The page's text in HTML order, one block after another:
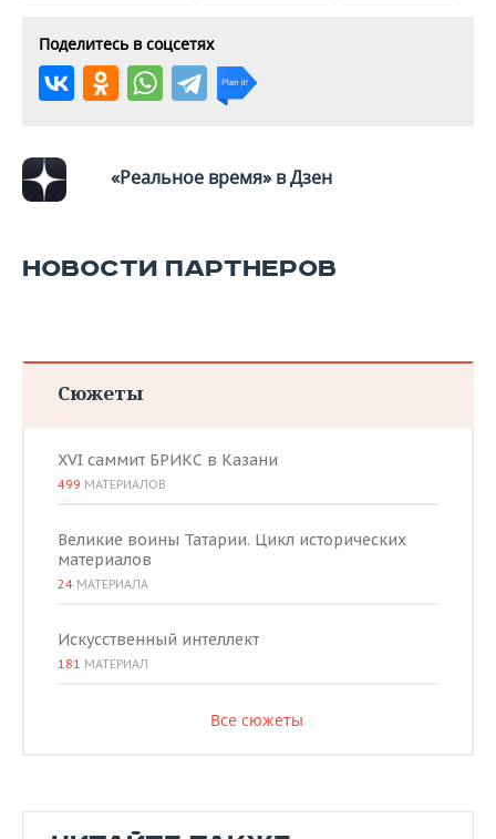
Поделитесь в соцсетях
«Реальное время» в Дзен
НОВОСТИ ПАРТНЕРОВ
Сюжеты
XVI саммит БРИКС в Казани
499 МАТЕРИАЛОВ
Великие воины Татарии. Цикл исторических
материалов
24 МАТЕРИАЛА
Искусственный интеллект
181 МАТЕРИАЛ
Все сюжеты